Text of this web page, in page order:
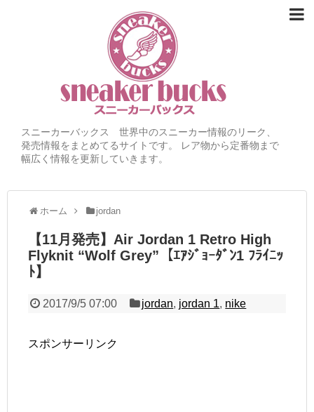
スニーカーバックス 世界中のスニーカー情報のリーク、
発売情報をまとめてるサイトです。 レア物から定番物まで
幅広く情報を更新していきます。
ホーム jordan
【11月発売】Air Jordan 1 Retro High
Flyknit “Wolf Grey”【ｴｱｼﾞｮｰﾀﾞﾝ1 ﾌﾗｲﾆｯ
ﾄ】
2017/9/5 07:00 jordan, jordan 1, nike
スポンサーリンク